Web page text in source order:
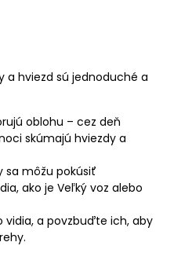
a hviezd sú jednoduché a
oblohu – cez deň
skúmajú hviezdy a
sa môžu pokúsiť
ako je Veľký voz alebo
a povzbuďte ich, aby